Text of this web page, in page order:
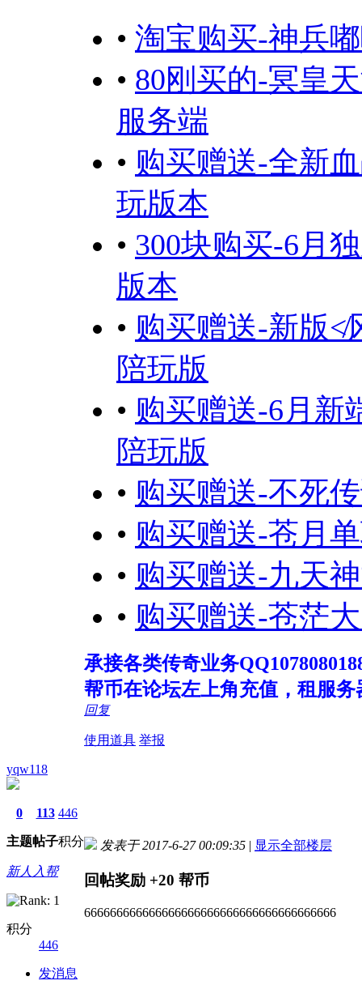
• 淘宝购买-神兵
• 80刚买的-冥皇
服务端
• 购买赠送-全新
玩版本
• 300块购买-6月
版本
• 购买赠送-新版
陪玩版
• 购买赠送-6月新
陪玩版
• 购买赠送-不死
• 购买赠送-苍月
• 购买赠送-九天
• 购买赠送-苍茫
承接各类传奇业务
帮币在论坛左上角充值，租服务
回复
使用道具 举报
yqw118
0
主题
113
帖子
446
积分
新人入帮
积分
446
发消息
发表于 2017-6-27 00:09:35 | 显示全部楼层
回帖奖励 +20 帮币
666666666666666666666666666666666666666